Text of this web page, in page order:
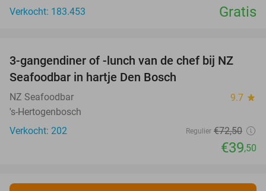
Verkocht: 183.453
Gratis
46%
3-gangendiner of -lunch van de chef bij NZ
Seafoodbar in hartje Den Bosch
NZ Seafoodbar 9.7 star
's-Hertogenbosch
Verkocht: 202
Regulier €72,50
€39,50